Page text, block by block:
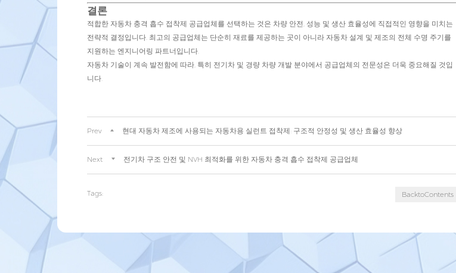
결론
적합한 자동차 충격 흡수 접착제 공급업체를 선택하는 것은 차량 안전, 성능 및 생산 효율성에 직접적인 영향을 미치는
전략적 결정입니다. 최고의 공급업체는 단순히 재료를 제공하는 곳이 아니라 자동차 설계 및 제조의 전체 수명 주기를
지원하는 엔지니어링 파트너입니다.
자동차 기술이 계속 발전함에 따라, 특히 전기차 및 경량 차량 개발 분야에서 공급업체의 전문성은 더욱 중요해질 것입
니다.
Prev 현대 자동차 제조에 사용되는 자동차용 실런트 접착제: 구조적 안정성 및 생산 효율성 향상
Next 전기차 구조 안전 및 NVH 최적화를 위한 자동차 충격 흡수 접착제 공급업체
Tags: BacktoContents